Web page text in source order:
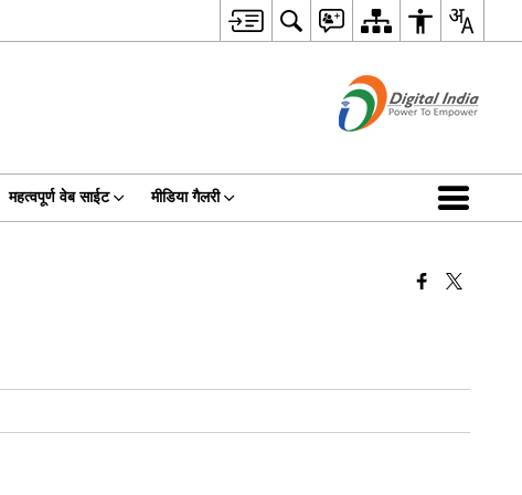
महत्वपूर्ण वेब साईट मीडिया गैलरी